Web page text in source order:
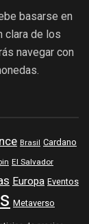
basarse en
clara de los
navegar con
Brasil Cardano
El Salvador
Europa Eventos
Metaverso